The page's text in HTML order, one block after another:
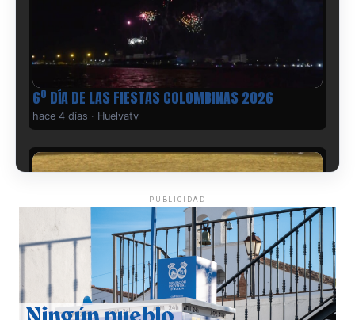
6º DÍA DE LAS FIESTAS COLOMBINAS 2026
hace 4 días · Huelvatv
QUINTA CORRIDA DE LAS FIESTAS COLOMBINAS
2026
PUBLICIDAD